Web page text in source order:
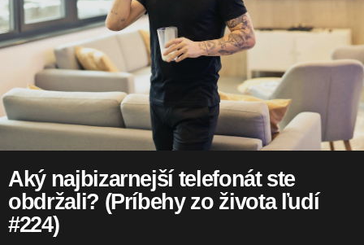
Aký najbizarnejší telefonát ste
obdržali? (Príbehy zo života ľudí
#224)